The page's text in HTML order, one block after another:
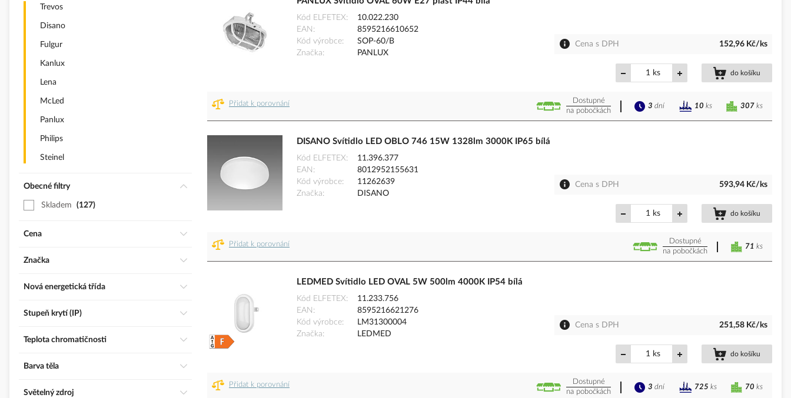
Kód ELFETEX
10.022.230
EAN
8595216610652
Kód výrobce
SOP-60/B
Značka
PANLUX
Cena s DPH 152,96 Kč/ks
ks do košíku
Přidat k porovnání
Dostupné
na pobočkách
307 ks
3 dní 10 ks
DISANO Svítidlo LED OBLO 746 15W 1328lm 3000K IP65 bílá
Kód ELFETEX
11.396.377
EAN
8012952155631
Kód výrobce
11262639
Značka
DISANO
Cena s DPH 593,94 Kč/ks
ks do košíku
Přidat k porovnání
Dostupné
na pobočkách
71 ks
LEDMED Svítidlo LED OVAL 5W 500lm 4000K IP54 bílá
Kód ELFETEX
11.233.756
EAN
8595216621276
Kód výrobce
LM31300004
Značka
LEDMED
Cena s DPH 251,58 Kč/ks
ks do košíku
Přidat k porovnání
Dostupné
na pobočkách
70 ks
3 dní 725 ks
Trevos
Disano
Fulgur
Kanlux
Lena
McLed
Panlux
Philips
Steinel
Obecné filtry
Skladem 127
Cena
Značka
Nová energetická třída
Stupeň krytí (IP)
Teplota chromatičnosti
Barva těla
Světelný zdroj